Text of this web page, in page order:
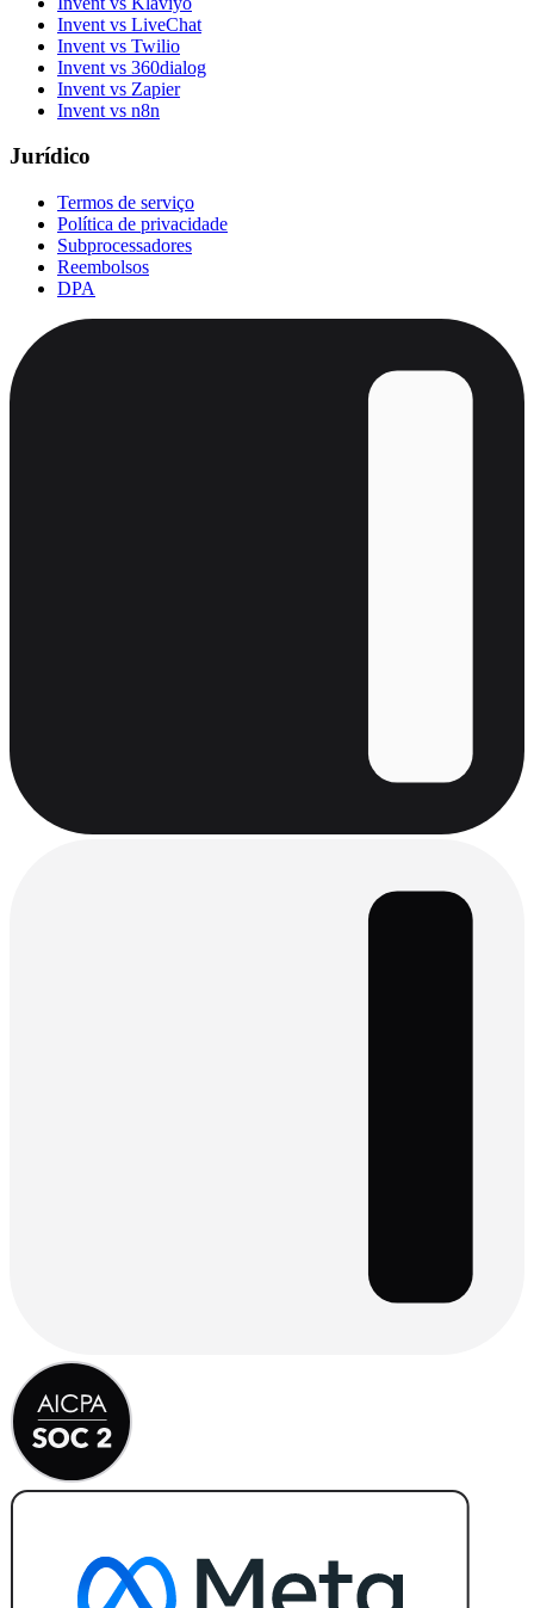
Invent vs LiveChat
Invent vs Twilio
Invent vs 360dialog
Invent vs Zapier
Invent vs n8n
Jurídico
Termos de serviço
Política de privacidade
Subprocessadores
Reembolsos
DPA